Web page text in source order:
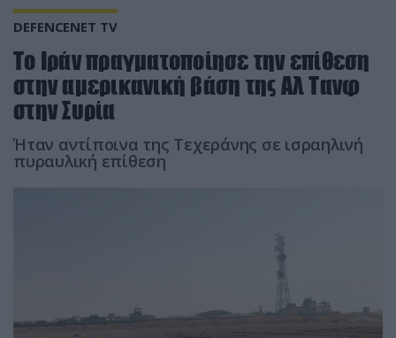
DEFENCENET TV
Το Ιράν πραγματοποίησε την επίθεση
στην αμερικανική βάση της Αλ Τανφ
στην Συρία
Ήταν αντίποινα της Τεχεράνης σε ισραηλινή
πυραυλική επίθεση